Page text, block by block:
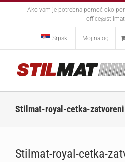
Ako vam je potrebna pomoć oko
Srpski Moj nalog
Stilmat-royal-cetka-zatvoreni
Stilmat-royal-cetka-